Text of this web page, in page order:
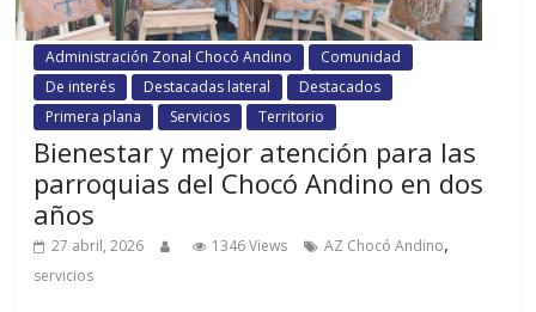
Administración Zonal Chocó Andino
Comunidad
De interés
Destacadas lateral
Destacados
Primera plana
Servicios Territorio
Bienestar y mejor atención para las
parroquias del Chocó Andino en dos
años
27 abril, 2026 1346 Views AZ Chocó Andino,
servicios